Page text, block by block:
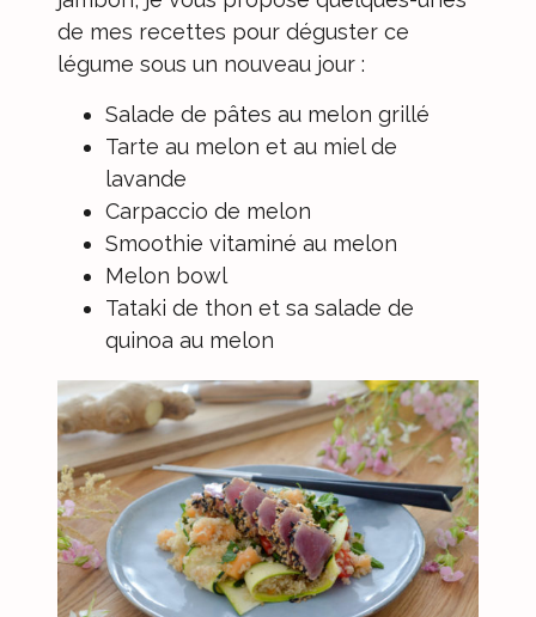
de mes recettes pour déguster ce
légume sous un nouveau jour :
Salade de pâtes au melon grillé
Tarte au melon et au miel de
lavande
Carpaccio de melon
Smoothie vitaminé au melon
Melon bowl
Tataki de thon et sa salade de
quinoa au melon